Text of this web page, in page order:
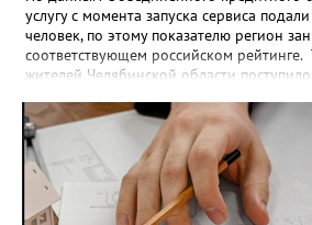
услугу с момента запуска сервиса
человек, по этому показателю регион
соответствующем российском
жителей Челябинской области
снятие. В целом не давать им взаймы
лишним тысячи человек. Почти 89 тысяч
запрет отозвать. При этом, утверждают
примерно каждый пятый из тех, кто
никогда кредиты не брал, столько же
а больше половины имеют долговые